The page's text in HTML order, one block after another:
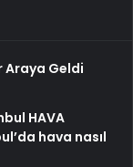
Araya Geldi
HAVA
hava nasıl